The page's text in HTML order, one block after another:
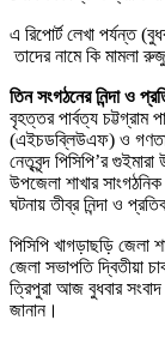
এ রিপোর্ট লেখা পর্যন্ত
তাদের নামে কি মামলা
তিন সংগঠনের নিন্দা ও
বৃহত্তর পার্বত্য চট্টগ্রাম
(এইচডব্লিউএফ) ও
নেতৃবৃন্দ পিসিপি’র
উপজেলা শাখার
ঘটনায় তীব্র নিন্দা ও
পিসিপি খাগড়াছড়ি
জেলা সভাপতি দ্বিতীয়া
ত্রিপুরা আজ বুধবার
জানান।